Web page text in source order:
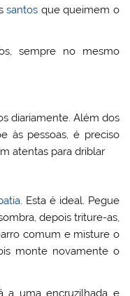
santos que queimem o
sempre no mesmo
diariamente. Além dos
às pessoas, é preciso
atentas para driblar
. Esta é ideal. Pegue
depois triture-as,
comum e misture o
monte novamente o
a uma encruzilhada e